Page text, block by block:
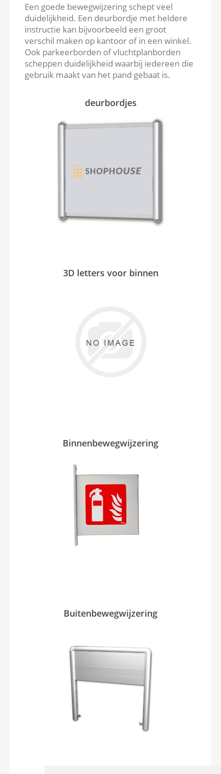
Een goede bewegwijzering schept veel
duidelijkheid. Een deurbordje met heldere
instructie kan bijvoorbeeld een groot
verschil maken op kantoor of in een winkel.
Ook parkeerborden of vluchtplanborden
scheppen duidelijkheid waarbij iedereen die
gebruik maakt van het pand gebaat is.
deurbordjes
3D letters voor binnen
Binnenbewegwijzering
Buitenbewegwijzering